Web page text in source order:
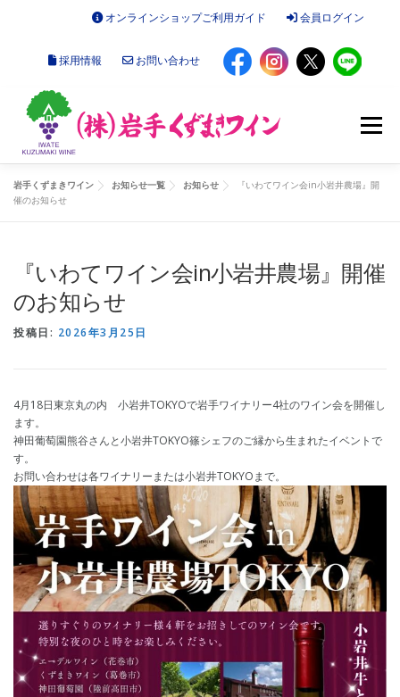
プ
オンラインショップご利用ガイド 会員ログイン
採用情報 お問い合わせ
メニュー
お知らせ
くずまきワインについて 施設のご案内 会社概要
岩手くずまきワイン お知らせ一覧 お知らせ
『いわてワイン会in小岩井農場』開
催のお知らせ
『いわてワイン会in小岩井農場』開催
のお知らせ
投稿日: 2026年3月25日
4月18日東京丸の内 小岩井TOKYOで岩手ワイナリー4社のワイン会を開催し
ます。
神田葡萄園熊谷さんと小岩井TOKYO篠シェフのご縁から生まれたイベントで
す。
お問い合わせは各ワイナリーまたは小岩井TOKYOまで。